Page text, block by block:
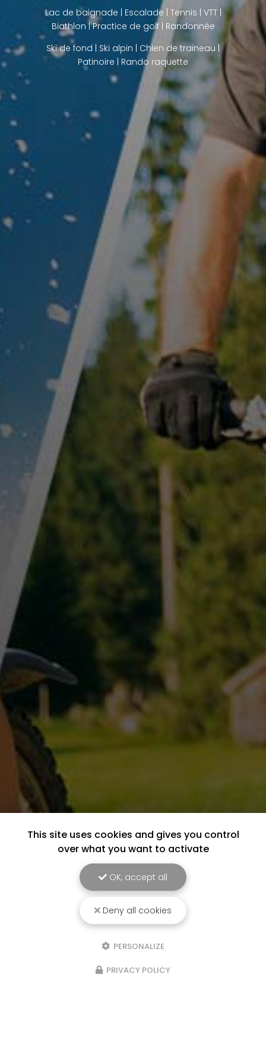
Lac de baignade | Escalade | Tennis | VTT |
Biathlon |Practice de golf| Randonnée
Ski de fond | Ski alpin | Chien de traineau |
Patinoire | Rando raquette
This site uses cookies and gives you control
over what you want to activate
OK, accept all
Deny all cookies
PERSONALIZE
PRIVACY POLICY